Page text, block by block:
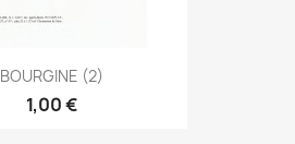
BOURGINE (2)
1,00 €